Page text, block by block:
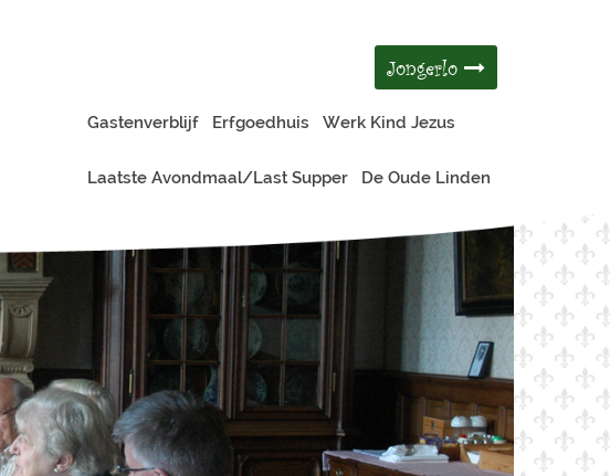
Jongerlo
Gastenverblijf Erfgoedhuis Werk Kind Jezus
Laatste Avondmaal/Last Supper De Oude Linden